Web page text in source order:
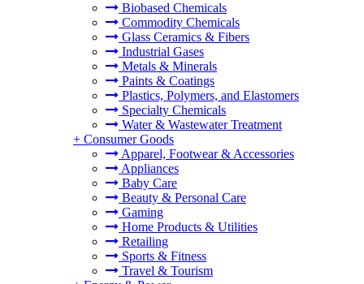
Biobased Chemicals
Commodity Chemicals
Glass Ceramics & Fibers
Industrial Gases
Metals & Minerals
Paints & Coatings
Plastics, Polymers, and Elastomers
Specialty Chemicals
Water & Wastewater Treatment
+ Consumer Goods
Apparel, Footwear & Accessories
Appliances
Baby Care
Beauty & Personal Care
Gaming
Home Products & Utilities
Retailing
Sports & Fitness
Travel & Tourism